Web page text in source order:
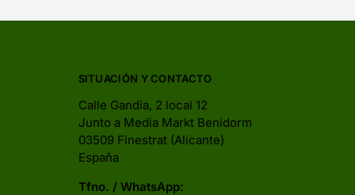
SITUACIÓN Y CONTACTO
Calle Gandia, 2 local 12
Junto a Media Markt Benidorm
03509 Finestrat (Alicante)
España
Tfno. / WhatsApp: